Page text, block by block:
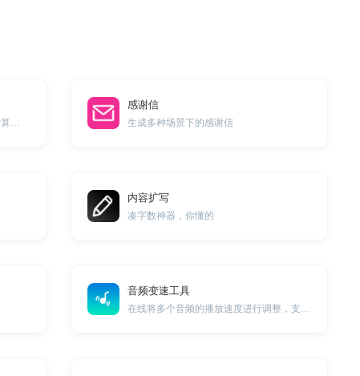
感谢信
生成多种场景下的感谢信
内容扩写
凑字数神器，你懂的
音频变速工具